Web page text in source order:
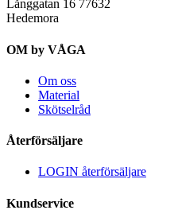
Långgatan 16 77632
Hedemora
OM by VÅGA
Om oss
Material
Skötselråd
Återförsäljare
LOGIN återförsäljare
Kundservice